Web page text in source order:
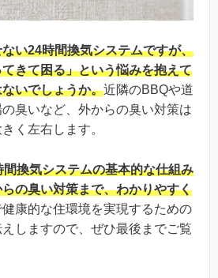
い24時間換気システムですが、
きて困る」という悩みを抱えて
いでしょうか。近隣のBBQや道
臭いなど、外からの臭い対策は
く左右します。
換気システムの基本的な仕組み
の臭い対策まで、わかりやすく
康的な住環境を実現するための
しますので、ぜひ最後までご覧